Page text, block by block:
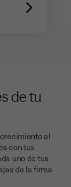
de tu
al
con tus
uno de tus
de la firma